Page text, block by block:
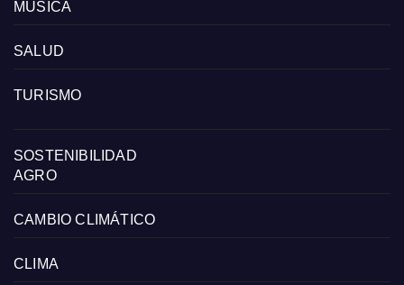
MÚSICA
SALUD
TURISMO
SOSTENIBILIDAD
AGRO
CAMBIO CLIMÁTICO
CLIMA